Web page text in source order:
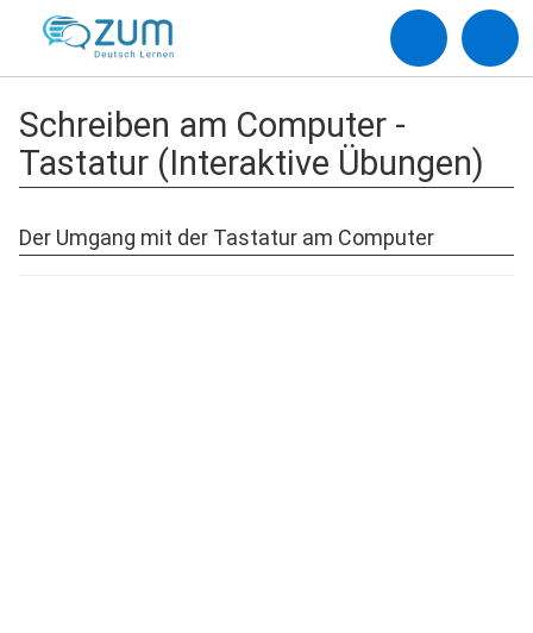
Schreiben am Computer -
Tastatur (Interaktive Übungen)
Der Umgang mit der Tastatur am Computer